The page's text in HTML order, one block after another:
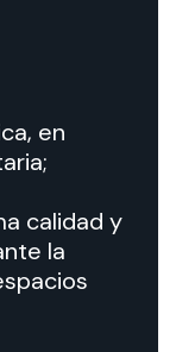
en
calidad y
la